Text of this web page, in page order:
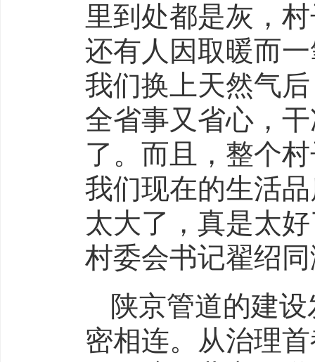
里到处都是灰，
还有人因取暖而
我们换上天然气
全省事又省心，
了。而且，整个
我们现在的生活
太大了，真是太
村委会书记翟绍
陕京管道的建
密相连。从治理